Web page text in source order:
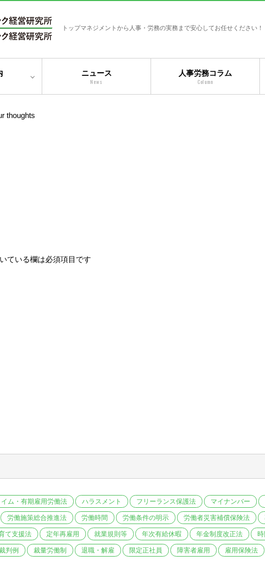
トップマネジメントから人事・労務の実務まで安心してお任せください！
るトータ
サービ
サービ
ニュース
News
人事労務コラム
Column
thoughts
ている欄は必須項目です
ム・有期雇用労働法 ハラスメント フリーランス保護法 マイナンバー
労働施策総合推進法 労働時間 労働条件の明示 労働者災害補償保険法
て支援法 定年再雇用 就業規則等 年次有給休暇 年金制度改正法
判例 裁量労働制 退職・解雇 限定正社員 障害者雇用 雇用保険法